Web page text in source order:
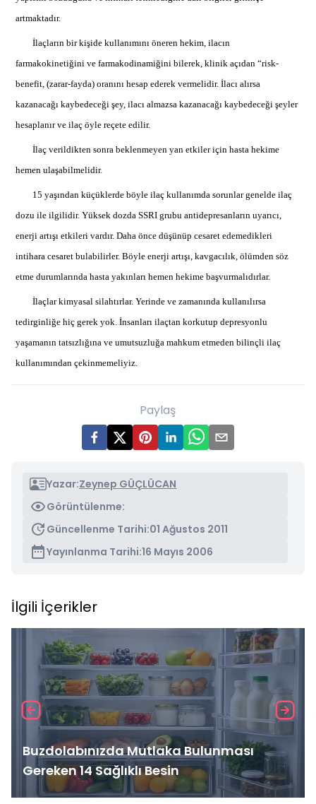
artmaktadır.
İlaçların bir kişide kullanımını öneren hekim, ilacın
farmakokinetiğini ve farmakodinamiğini bilerek, klinik açıdan “risk-
benefit, (zarar-fayda) oranını hesap ederek vermelidir. İlacı alırsa
kazanacağı kaybedeceği şey, ilacı almazsa kazanacağı kaybedeceği şeyler
hesaplanır ve ilaç öyle reçete edilir.
İlaç verildikten sonra beklenmeyen yan etkiler için hasta hekime
hemen ulaşabilmelidir.
15 yaşından küçüklerde böyle ilaç kullanımda sorunlar genelde ilaç
dozu ile ilgilidir. Yüksek dozda SSRI grubu antidepresanların uyarıcı,
enerji artışı etkileri vardır. Daha önce düşünüp cesaret edemedikleri
intihara cesaret bulabilirler. Böyle enerji artışı, kavgacılık, ölümden söz
etme durumlarında hasta yakınları hemen hekime başvurmalıdırlar.
İlaçlar kimyasal silahtırlar. Yerinde ve zamanında kullanılırsa
tedirginliğe hiç gerek yok. İnsanları ilaçtan korkutup depresyonlu
yaşamanın tatsızlığına ve umutsuzluğa mahkum etmeden bilinçli ilaç
kullanımından çekinmemeliyiz.
Paylaş
Yazar:Zeynep GÜÇLÜCAN
Görüntülenme:
Güncellenme Tarihi:01 Ağustos 2011
Yayınlanma Tarihi:16 Mayıs 2006
İlgili İçerikler
Buzdolabınızda Mutlaka Bulunması
Gereken 14 Sağlıklı Besin